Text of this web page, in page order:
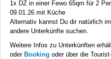
1x DZ in einer Fewo 65qm für 2
09.01.26 mit Küche
Alternativ kannst Du dir natürlich
andere Unterkünfte suchen.
Weitere Infos zu Unterkünften
oder Booking oder über die